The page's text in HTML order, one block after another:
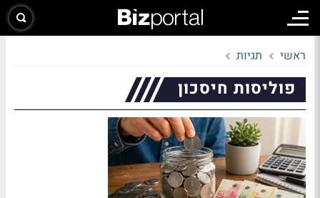
ראשי תגיות
פוליסות חיסכון